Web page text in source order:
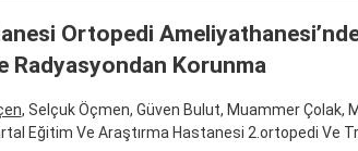
Ortopedi
Radyasyondan Korunma
, Selçuk Öçmen, Güven Bulut, Muammer Çolak,
Eğitim Ve Araştırma Hastanesi 2.ortopedi Ve